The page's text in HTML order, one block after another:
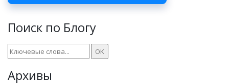
Поиск по Блогу
Архивы